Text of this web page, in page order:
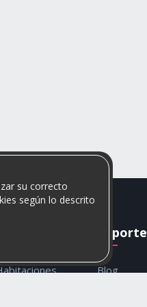
su correcto
según lo descrito
Soporte
Blog